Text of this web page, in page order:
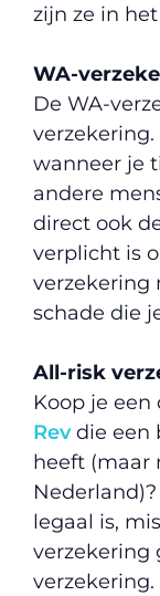
zijn ze in
WA-
De WA-
wanneer je
andere
direct ook
verplicht is
verzekering
schade die
All-risk
Koop je een
Revdie een
heeft (maar
legaal is,
verzekering